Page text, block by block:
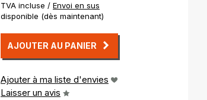
TVA incluse / Envoi en sus
disponible (dès maintenant)
AJOUTER AU PANIER
Ajouter à ma liste d'envies
Laisser un avis